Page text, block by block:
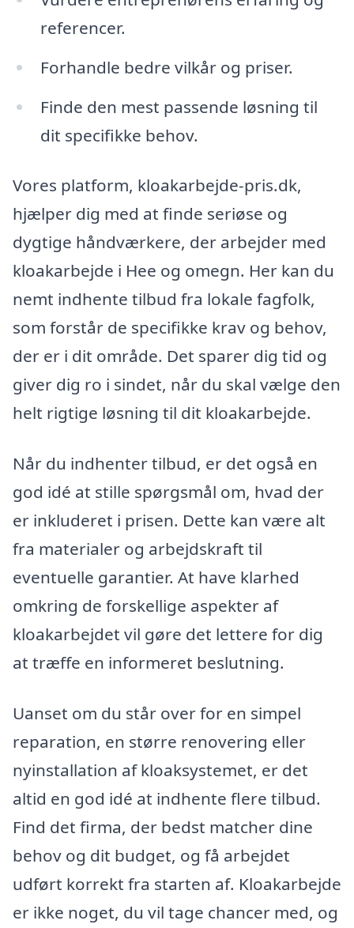
referencer.
Forhandle bedre vilkår og priser.
Finde den mest passende løsning til
dit specifikke behov.
Vores platform, kloakarbejde-pris.dk,
hjælper dig med at finde seriøse og
dygtige håndværkere, der arbejder med
kloakarbejde i Hee og omegn. Her kan du
nemt indhente tilbud fra lokale fagfolk,
som forstår de specifikke krav og behov,
der er i dit område. Det sparer dig tid og
giver dig ro i sindet, når du skal vælge den
helt rigtige løsning til dit kloakarbejde.
Når du indhenter tilbud, er det også en
god idé at stille spørgsmål om, hvad der
er inkluderet i prisen. Dette kan være alt
fra materialer og arbejdskraft til
eventuelle garantier. At have klarhed
omkring de forskellige aspekter af
kloakarbejdet vil gøre det lettere for dig
at træffe en informeret beslutning.
Uanset om du står over for en simpel
reparation, en større renovering eller
nyinstallation af kloaksystemet, er det
altid en god idé at indhente flere tilbud.
Find det firma, der bedst matcher dine
behov og dit budget, og få arbejdet
udført korrekt fra starten af. Kloakarbejde
er ikke noget, du vil tage chancer med, og